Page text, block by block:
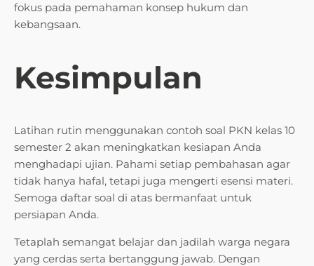
fokus pada pemahaman konsep hukum dan
kebangsaan.
Kesimpulan
Latihan rutin menggunakan contoh soal PKN kelas 10
semester 2 akan meningkatkan kesiapan Anda
menghadapi ujian. Pahami setiap pembahasan agar
tidak hanya hafal, tetapi juga mengerti esensi materi.
Semoga daftar soal di atas bermanfaat untuk
persiapan Anda.
Tetaplah semangat belajar dan jadilah warga negara
yang cerdas serta bertanggung jawab. Dengan